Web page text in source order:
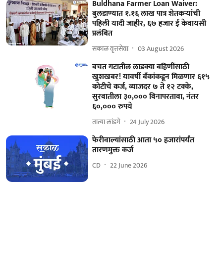
Buldhana Farmer Loan Waiver:
बुलडाण्यात १.१६ लाख पात्र शेतकऱ्यांची
पहिली यादी जाहीर, ६७ हजार ई केवायसी
प्रलंबित
सकाळ वृत्तसेवा 03 August 2026
बचत गटातील लाडक्या बहिणींसाठी
खुशखबर! यावर्षी बॅंकांकडून मिळणार ६१५
कोटीचे कर्ज, व्याजदर ७ ते १२ टक्के,
सुरवातीला ३०,००० विनापरतावा, नंतर
६०,००० रुपये
तात्या लांडगे 24 July 2026
फेरीवाल्यांसाठी आता ५० हजारांपर्यंत
तारणमुक्त कर्ज
CD 22 June 2026